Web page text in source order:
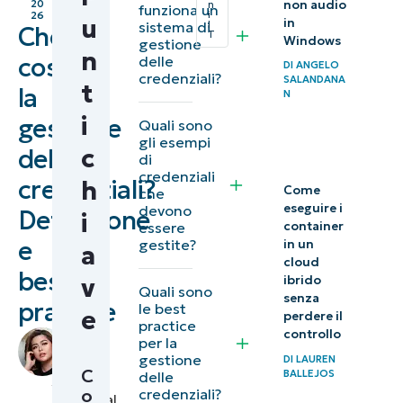
20
26
Che
cos’è
la
gestione
delle
credenziali?
Definizione
e
best
practice
di
Raine
Grey,
Che cos’è il
credential
management?
Come viene
implementata
la gestione
delle
credenziali?
Perché la
delle
credenziali
importante
u
n
t
i
c
h
i
a
v
e
C
o
funziona un
sistema di
gestione
delle
credenziali?
Quali sono
gli esempi
di
credenziali
che
devono
essere
gestite?
Quali sono
le best
practice
per la
gestione
delle
credenziali?
n
i
I
T
non audio
in
Windows
DI ANGELO
SALANDANA
N
Come
eseguire i
container
in un
cloud
ibrido
senza
perdere il
controllo
DI LAUREN
BALLEJOS